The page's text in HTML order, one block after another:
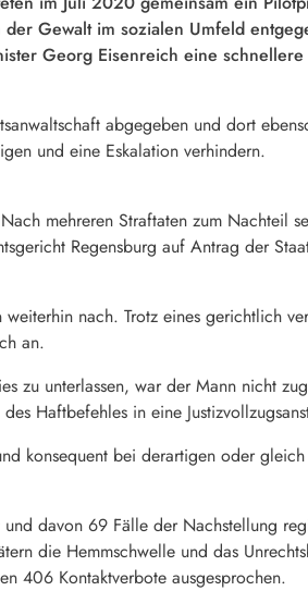
Gewalt im sozialen Umfeld
Georg Eisenreich eine
abgegeben und dort
und eine Eskalation verhindern.
mehreren Straftaten zum Nachteil
Regensburg auf Antrag der
nach. Trotz eines gerichtlich
an.
zu unterlassen, war der Mann nicht
Haftbefehles in eine
konsequent bei derartigen oder
davon 69 Fälle der Nachstellung
die Hemmschwelle und das
406 Kontaktverbote ausgesprochen.